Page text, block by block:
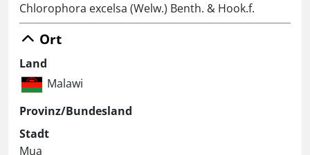
Chlorophora excelsa (Welw.) Benth. & Hook.f.
Ort
Land
Malawi
Provinz/Bundesland
Stadt
Mua